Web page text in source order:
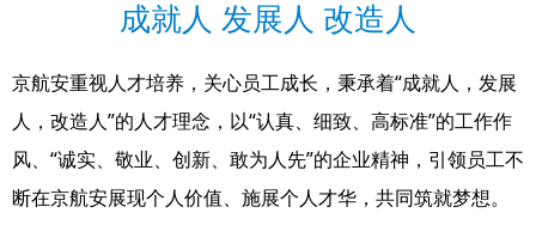
成就人 发展人 改造人
京航安重视人才培养，关心员工成长，秉承着“成就人，发展
人，改造人”的人才理念，以“认真、细致、高标准”的工作作
风、“诚实、敬业、创新、敢为人先”的企业精神，引领员工不
断在京航安展现个人价值、施展个人才华，共同筑就梦想。